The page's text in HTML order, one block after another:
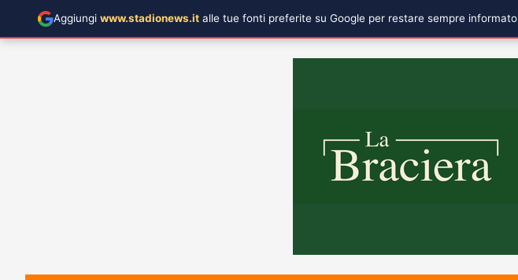
Aggiungi www.stadionews.it alle tue fonti preferite su Google per restare sempre informato